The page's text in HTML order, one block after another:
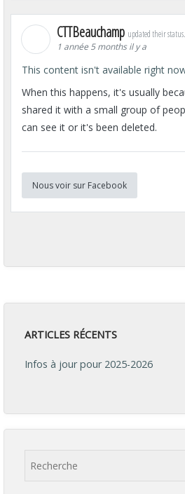
CTTBeauchamp updated their status.
1 année 5 months il y a
This content isn't available right
When this happens, it's usually
shared it with a small group of
can see it or it's been deleted.
Nous voir sur Facebook
ARTICLES RÉCENTS
Infos à jour pour 2025-2026